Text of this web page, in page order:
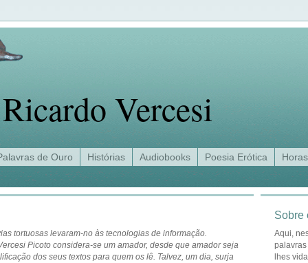
Ricardo Vercesi
de Ouro Histórias Audiobooks Poesia Erótica
tortuosas levaram-no às tecnologias de informação.
Picoto considera-se um amador, desde que amador seja
dos seus textos para quem os lê. Talvez, um dia, surja
Sobre
Aqui,
lhes